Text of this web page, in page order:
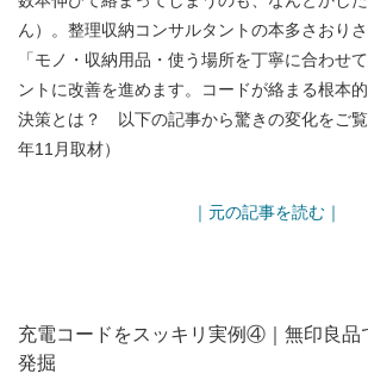
ん）。整理収納コンサルタントの本多さおりさ
「モノ・収納用品・使う場所を丁寧に合わせ
ントに改善を進めます。コードが絡まる根本
決策とは？ 以下の記事から驚きの変化をご
年11月取材）
｜元の記事を読む｜
充電コードをスッキリ実例④｜無印良品
発掘